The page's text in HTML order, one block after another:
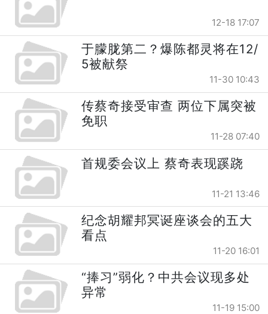
12-18 17:07
于朦胧第二？爆陈都灵将在12/
5被献祭
11-30 10:43
传蔡奇接受审查 两位下属突被
免职
11-28 07:40
首规委会议上 蔡奇表现蹊跷
11-21 13:46
纪念胡耀邦冥诞座谈会的五大
看点
11-20 16:01
“捧习”弱化？中共会议现多处
异常
11-19 15:00